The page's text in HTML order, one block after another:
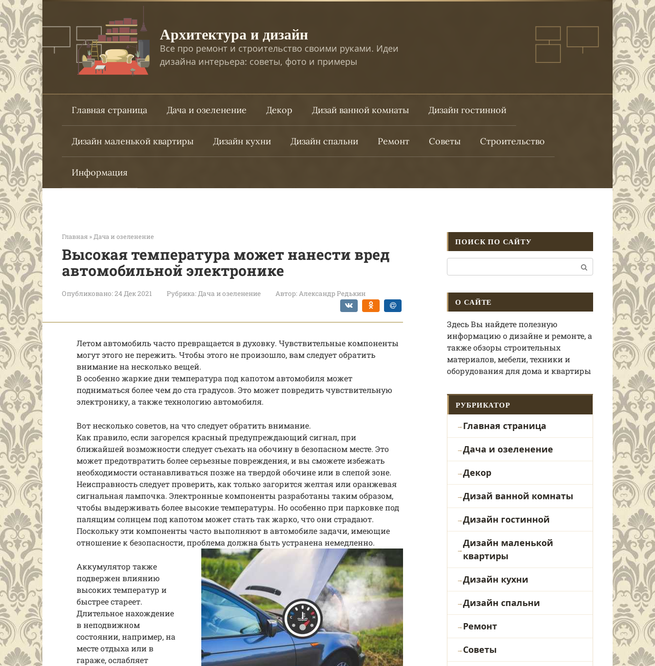
Перейти
к
контенту
Архитектура и дизайн
Все про ремонт и строительство своими руками. Идеи
дизайна интерьера: советы, фото и примеры
Главная страница Дача и озеленение Декор Дизай ванной комнаты Дизайн гостинной
Дизайн маленькой квартиры Дизайн кухни Дизайн спальни Ремонт Советы Строительство
Информация
Главная » Дача и озеленение
Высокая температура может нанести вред
автомобильной электронике
Опубликовано:24 Дек 2021 Рубрика:Дача и озеленение Автор:Александр Редькин
Летом автомобиль часто превращается в духовку. Чувствительные компоненты
могут этого не пережить. Чтобы этого не произошло, вам следует обратить
внимание на несколько вещей.
В особенно жаркие дни температура под капотом автомобиля может
подниматься более чем до ста градусов. Это может повредить чувствительную
электронику, а также технологию автомобиля.
Вот несколько советов, на что следует обратить внимание.
Как правило, если загорелся красный предупреждающий сигнал, при
ближайшей возможности следует съехать на обочину в безопасном месте. Это
может предотвратить более серьезные повреждения, и вы сможете избежать
необходимости останавливаться позже на твердой обочине или в слепой зоне.
Неисправность следует проверить, как только загорится желтая или оранжевая
сигнальная лампочка. Электронные компоненты разработаны таким образом,
чтобы выдерживать более высокие температуры. Но особенно при парковке под
палящим солнцем под капотом может стать так жарко, что они страдают.
Поскольку эти компоненты часто выполняют в автомобиле задачи, имеющие
отношение к безопасности, проблема должна быть устранена немедленно.
Аккумулятор также
подвержен влиянию
высоких температур и
быстрее стареет.
Длительное нахождение
в неподвижном
состоянии, например, на
месте отдыха или в
гараже, ослабляет
ПОИСК ПО САЙТУ
О САЙТЕ
Здесь Вы найдете полезную
информацию о дизайне и ремонте, а
также обзоры строительных
материалов, мебели, техники и
оборудования для дома и квартиры
РУБРИКАТОР
Главная страница
Дача и озеленение
Декор
Дизай ванной комнаты
Дизайн гостинной
Дизайн маленькой
квартиры
Дизайн кухни
Дизайн спальни
Ремонт
Советы